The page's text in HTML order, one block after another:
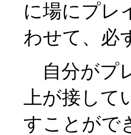
に場にプレ
わせて、必
自分がプ
上が接し
すことがで